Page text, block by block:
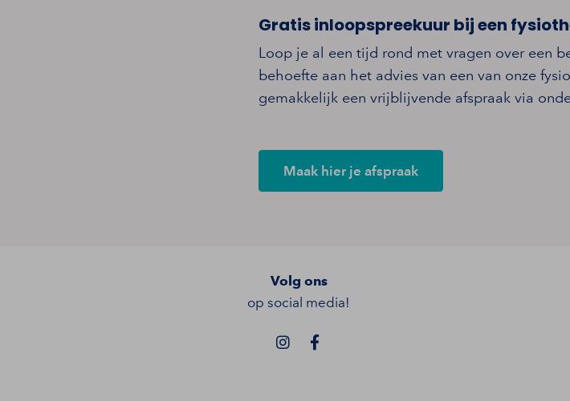
Gratis inloopspreekuur bij een
Loop je al een tijd rond met vragen over een
behoefte aan het advies van een van onze
gemakkelijk een vrijblijvende afspraak via
Maak hier je afspraak
Volg ons
op social media!